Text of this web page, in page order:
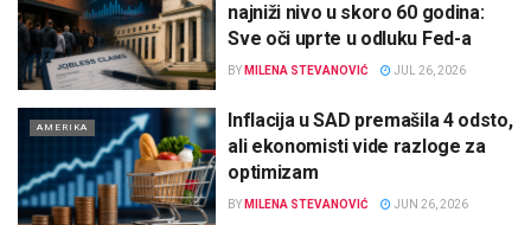
najniži nivo u skoro 60 godina:
Sve oči uprte u odluku Fed-a
BY MILENA STEVANOVIĆ JUL 26, 2026
AMERIKA
Inflacija u SAD premašila 4 odsto,
ali ekonomisti vide razloge za
optimizam
BY MILENA STEVANOVIĆ JUN 26, 2026